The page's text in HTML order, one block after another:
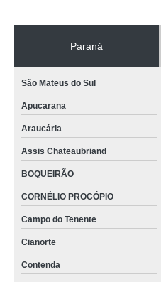
Paraná
São Mateus do Sul
Apucarana
Araucária
Assis Chateaubriand
BOQUEIRÃO
CORNÉLIO PROCÓPIO
Campo do Tenente
Cianorte
Contenda